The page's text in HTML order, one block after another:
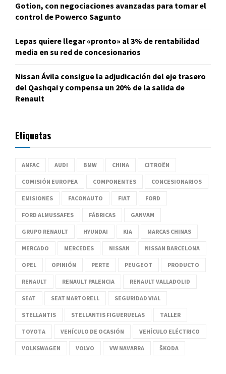
Gotion, con negociaciones avanzadas para tomar el
control de Powerco Sagunto
Lepas quiere llegar «pronto» al 3% de rentabilidad
media en su red de concesionarios
Nissan Ávila consigue la adjudicación del eje trasero
del Qashqai y compensa un 20% de la salida de
Renault
Etiquetas
ANFAC AUDI BMW CHINA CITROËN
COMISIÓN EUROPEA COMPONENTES CONCESIONARIOS
EMISIONES FACONAUTO FIAT FORD
FORD ALMUSSAFES FÁBRICAS GANVAM
GRUPO RENAULT HYUNDAI KIA MARCAS CHINAS
MERCADO MERCEDES NISSAN NISSAN BARCELONA
OPEL OPINIÓN PERTE PEUGEOT PRODUCTO
RENAULT RENAULT PALENCIA RENAULT VALLADOLID
SEAT SEAT MARTORELL SEGURIDAD VIAL
STELLANTIS STELLANTIS FIGUERUELAS TALLER
TOYOTA VEHÍCULO DE OCASIÓN VEHÍCULO ELÉCTRICO
VOLKSWAGEN VOLVO VW NAVARRA ŠKODA